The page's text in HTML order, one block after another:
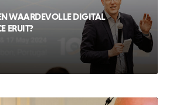
WAARDEVOLLE DIGITAL
ERUIT?